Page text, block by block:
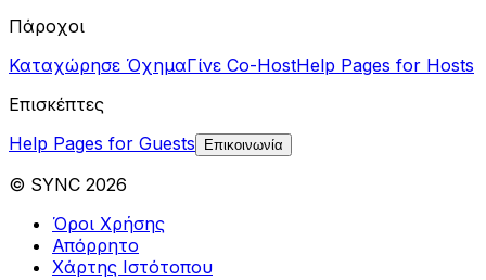
Πάροχοι
Καταχώρησε ΌχημαΓίνε Co-HostHelp Pages for Hosts
Επισκέπτες
Help Pages for Guests
Επικοινωνία
© SYNC 2026
Όροι Χρήσης
Απόρρητο
Χάρτης Ιστότοπου